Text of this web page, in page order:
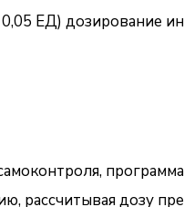
ЕД) дозирование
рассчитывая дозу